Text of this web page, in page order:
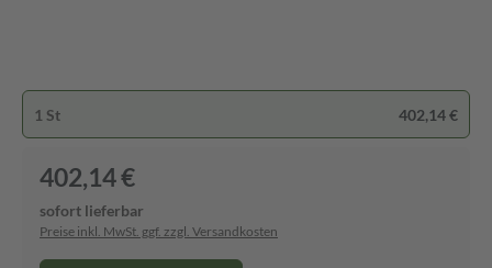
1 St 402,14 €
402,14 €
sofort lieferbar
Preise inkl. MwSt. ggf. zzgl. Versandkosten